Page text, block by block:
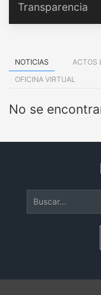
Transparencia
NOTICIAS ACTOS
OFICINA VIRTUAL
No se